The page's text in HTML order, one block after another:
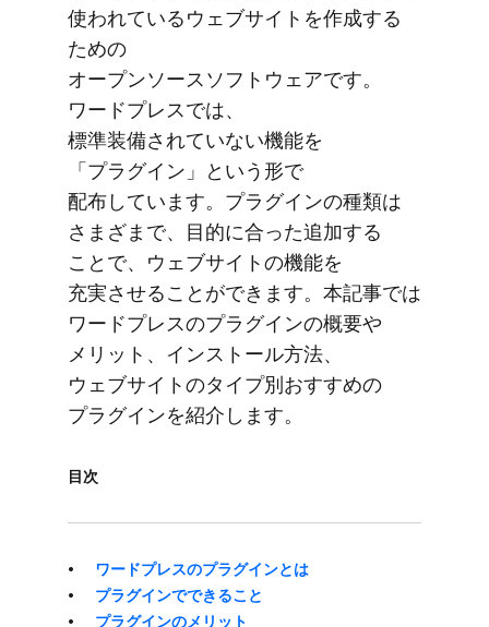
使われている​ウェブサイトを​作成する​
ための​
オープンソースソフトウェアです。​
ワードプレスでは、​
標準装備されていない​機能を​
「プラグイン」と​いう​形で​
配布しています。​プラグインの​種類は​
さまざまで、​目的に​合った​追加する​
ことで、​ウェブサイトの​機能を​
充実させる​ことができます。​本記事では​
ワードプレスの​プラグインの​概要や​
メリット、​インストール方​法、​
ウェブサイトの​タイプ別おすすめの​
プラグインを​紹介します。
目次
ワードプレスの​プラグインとは
プラグインで​できる​こと
プラグインの​メリット